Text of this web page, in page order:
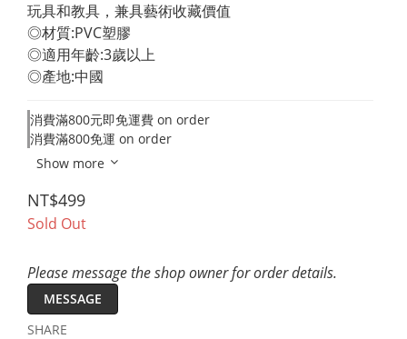
玩具和教具，兼具藝術收藏價值
◎材質:PVC塑膠
◎適用年齡:3歲以上
◎產地:中國
消費滿800元即免運費 on order
消費滿800免運 on order
Show more
NT$499
Sold Out
Please message the shop owner for order details.
MESSAGE
SHARE